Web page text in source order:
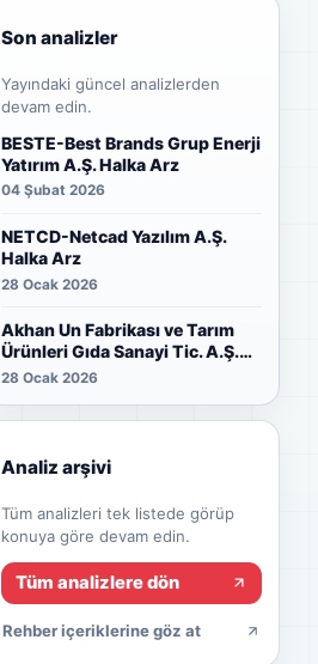
Son analizler
Yayındaki güncel analizlerden
devam edin.
BESTE-Best Brands Grup Enerji
Yatırım A.Ş. Halka Arz
04 Şubat 2026
NETCD-Netcad Yazılım A.Ş.
Halka Arz
28 Ocak 2026
Akhan Un Fabrikası ve Tarım
Ürünleri Gıda Sanayi Tic. A.Ş.
Halka Arz
28 Ocak 2026
Analiz arşivi
Tüm analizleri tek listede görüp
konuya göre devam edin.
Tüm analizlere dön
Rehber içeriklerine göz at